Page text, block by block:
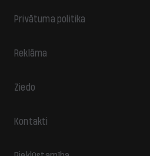
Privātuma politika
Reklāma
Ziedo
Kontakti